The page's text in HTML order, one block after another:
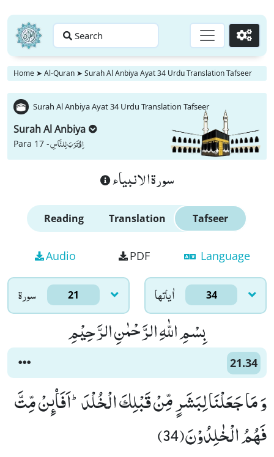
Search Go
Home ➤ Al-Quran ➤ Surah Al Anbiya Ayat 34 Urdu Translation Tafseer
Surah Al Anbiya Ayat 34 Urdu Translation Tafseer
Surah Al Anbiya
Para 17 -اِقْتَرَبَ لِلنَّاسِ
سورة الانبياء
Reading Translation Tafseer
Audio PDF Language
سورۃ 21 اٰياتها 34
بِسْمِ اللّٰهِ الرَّحْمٰنِ الرَّحِیْمِ
21.34
وَ مَا جَعَلْنَا لِبَشَرٍ مِّنْ قَبْلِكَ الْخُلْدَؕ-اَفَاۡىٕنْ مِّتَّ
فَهُمُ الْخٰلِدُوْنَ(34)